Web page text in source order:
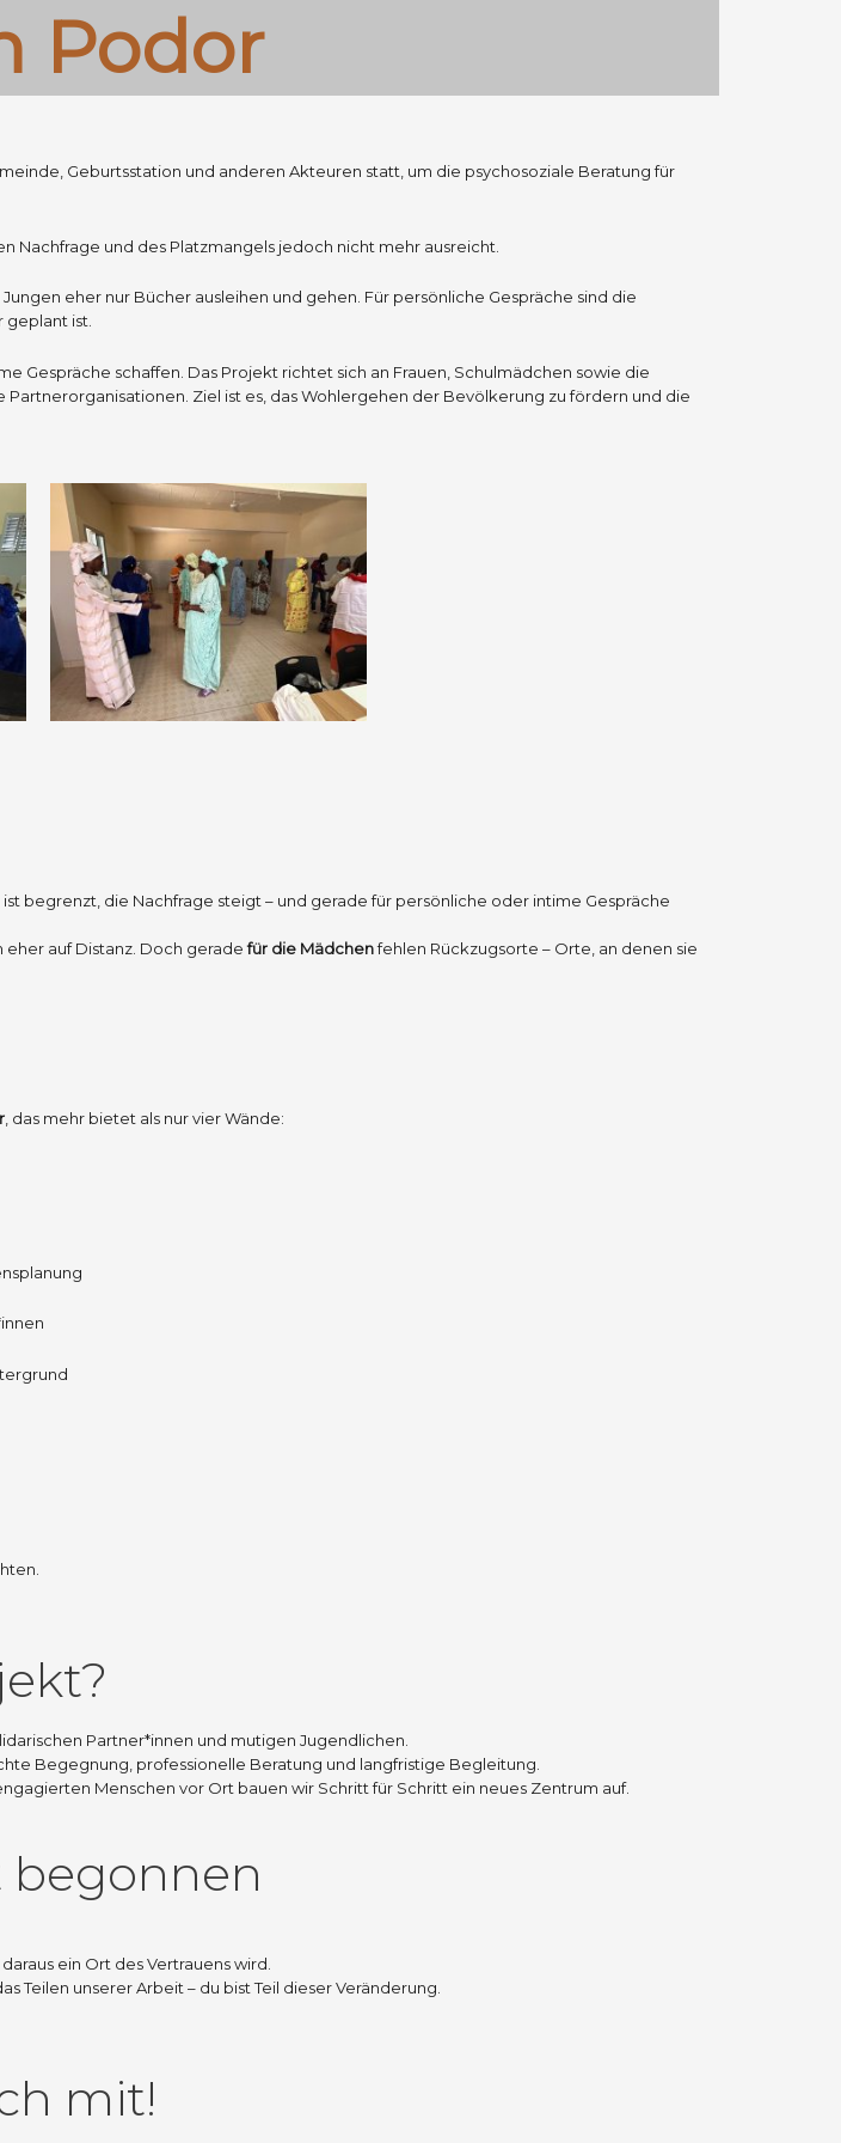
Podor
Geburtsstation und anderen Akteuren statt, um die psychosoziale Beratung für
und des Platzmangels jedoch nicht mehr ausreicht.
eher nur Bücher ausleihen und gehen. Für persönliche Gespräche sind die
geplant ist.
Gespräche schaffen. Das Projekt richtet sich an Frauen, Schulmädchen sowie die
Ziel ist es, das Wohlergehen der Bevölkerung zu fördern und die
begrenzt, die Nachfrage steigt – und gerade für persönliche oder intime Gespräche
eher auf Distanz. Doch geradefür die Mädchenfehlen Rückzugsorte – Orte, an denen sie
, das mehr bietet als nur vier Wände:
Partner*innen und mutigen Jugendlichen.
Begegnung, professionelle Beratung und langfristige Begleitung.
Menschen vor Ort bauen wir Schritt für Schritt ein neues Zentrum auf.
begonnen
daraus ein Ort des Vertrauens wird.
Teilen unserer Arbeit – du bist Teil dieser Veränderung.
mit!